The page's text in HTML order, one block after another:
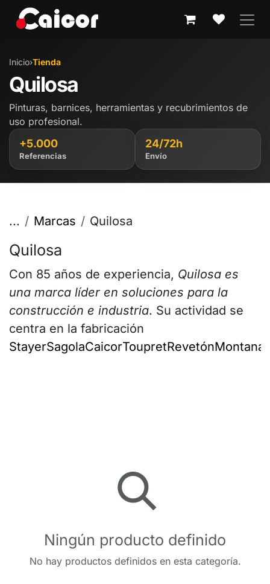
Inicio›Tienda
Quilosa
Pinturas, barnices, herramientas y recubrimientos de
uso profesional.
+5.000
Referencias
24/72h
Envío
... Marcas Quilosa
Quilosa
Con 85 años de experiencia, Quilosa es
una marca líder en soluciones para la
construcción e industria. Su actividad se
centra en la fabricación
StayerSagolaCaicorToupretRevetónMontana
Ningún producto definido
No hay productos definidos en esta categoría.